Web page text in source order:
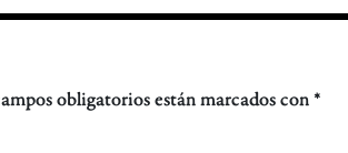
obligatorios están marcados con*